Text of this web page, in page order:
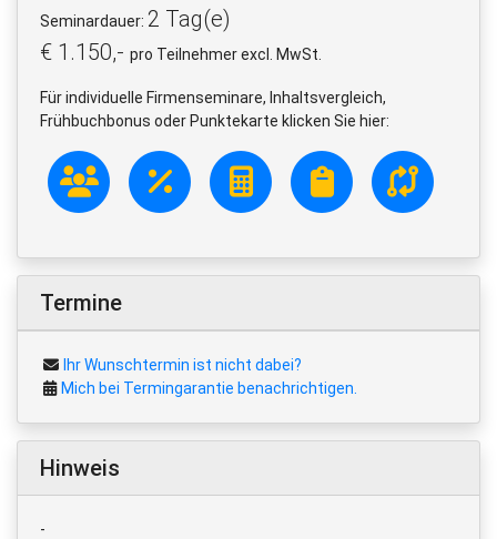
Seminardauer: 2 Tag(e)
€ 1.150,- pro Teilnehmer excl. MwSt.
Für individuelle Firmenseminare, Inhaltsvergleich,
Frühbuchbonus oder Punktekarte klicken Sie hier:
Termine
Ihr Wunschtermin ist nicht dabei?
Mich bei Termingarantie benachrichtigen.
Hinweis
-